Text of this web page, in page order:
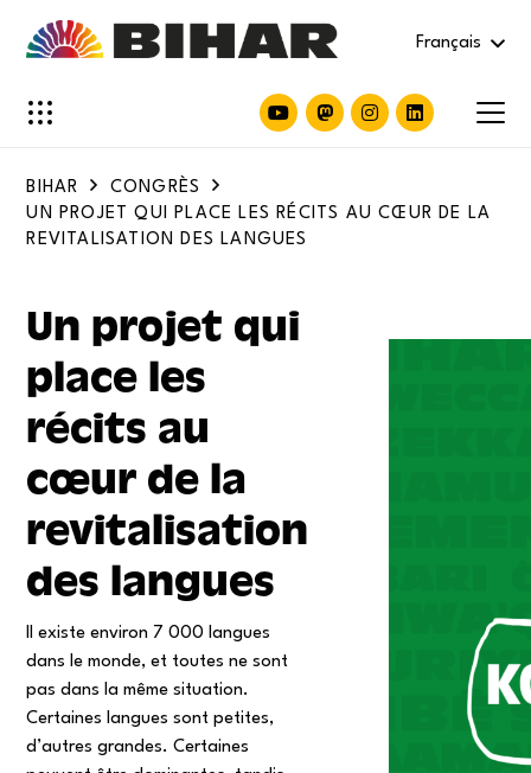
Français
BIHAR
CONGRÈS
UN PROJET QUI PLACE LES RÉCITS AU CŒUR DE LA
REVITALISATION DES LANGUES
Un projet qui
place les
récits au
cœur de la
revitalisation
des langues
Il existe environ 7 000 langues
dans le monde, et toutes ne sont
pas dans la même situation.
Certaines langues sont petites,
d’autres grandes. Certaines